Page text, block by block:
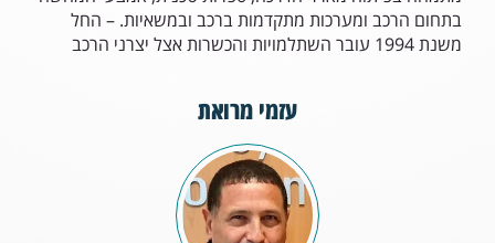
בתחום הרכב ומערכות מתקדמות ברכב ובמשאיות. – החל
משנת 1994 עובר השתלמויות והכשרות אצל יצרני הרכב
עזמי מרואת